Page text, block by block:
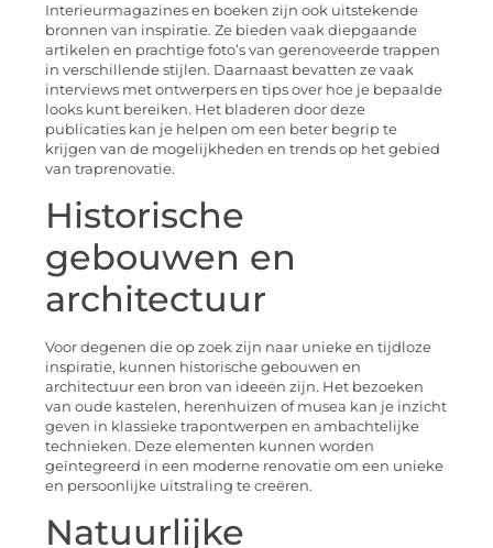
Interieurmagazines en boeken zijn ook uitstekende
bronnen van inspiratie. Ze bieden vaak diepgaande
artikelen en prachtige foto’s van gerenoveerde trappen
in verschillende stijlen. Daarnaast bevatten ze vaak
interviews met ontwerpers en tips over hoe je bepaalde
looks kunt bereiken. Het bladeren door deze
publicaties kan je helpen om een beter begrip te
krijgen van de mogelijkheden en trends op het gebied
van traprenovatie.
Historische
gebouwen en
architectuur
Voor degenen die op zoek zijn naar unieke en tijdloze
inspiratie, kunnen historische gebouwen en
architectuur een bron van ideeën zijn. Het bezoeken
van oude kastelen, herenhuizen of musea kan je inzicht
geven in klassieke trapontwerpen en ambachtelijke
technieken. Deze elementen kunnen worden
geïntegreerd in een moderne renovatie om een unieke
en persoonlijke uitstraling te creëren.
Natuurlijke